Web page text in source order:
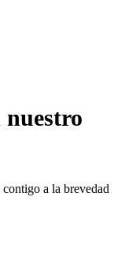
nuestro
a la brevedad